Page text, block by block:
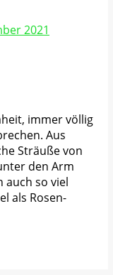
2021
immer völlig
Aus
Sträuße von
den Arm
auch so viel
als Rosen-